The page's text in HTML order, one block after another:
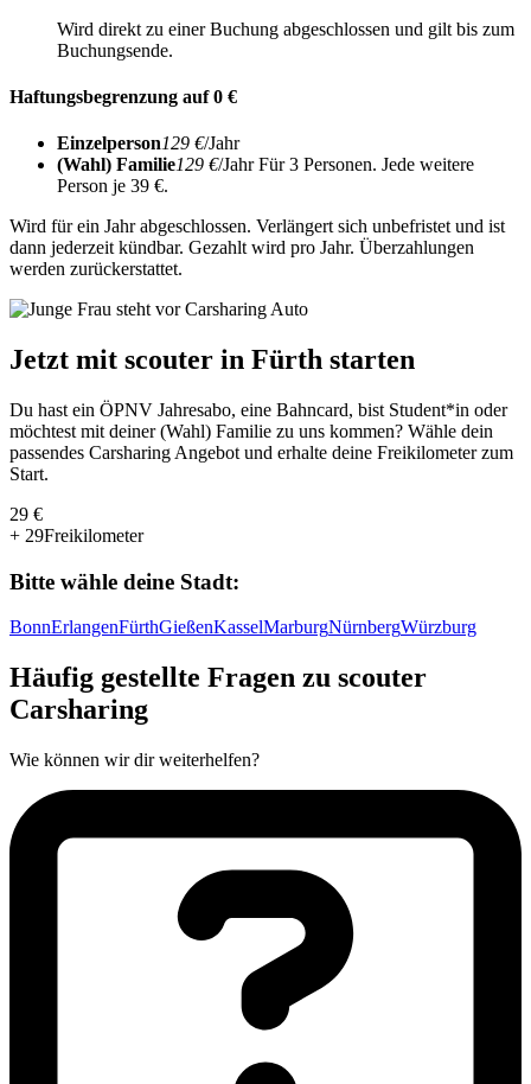
Wird direkt zu einer Buchung abgeschlossen und gilt bis zum
Buchungsende.
Haftungsbegrenzung auf 0 €
Einzelperson129 €/Jahr
(Wahl) Familie129 €/JahrFür 3 Personen. Jede weitere
Person je 39 €.
Wird für ein Jahr abgeschlossen. Verlängert sich unbefristet und ist
dann jederzeit kündbar. Gezahlt wird pro Jahr. Überzahlungen
werden zurückerstattet.
Jetzt mit scouter in Fürth starten
Du hast ein ÖPNV Jahresabo, eine Bahncard, bist Student*in oder
möchtest mit deiner (Wahl) Familie zu uns kommen? Wähle dein
passendes Carsharing Angebot und erhalte deine Freikilometer zum
Start.
29 €
+ 29Freikilometer
Bitte wähle deine Stadt:
BonnErlangenFürthGießenKasselMarburgNürnbergWürzburg
Häufig gestellte Fragen zu scouter
Carsharing
Wie können wir dir weiterhelfen?